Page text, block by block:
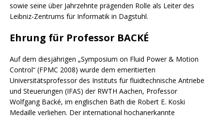
sowie seine über Jahrzehnte prägenden Rolle als Leiter des
Leibniz-Zentrums für Informatik in Dagstuhl.
Ehrung für Professor BACKÉ
Auf dem diesjährigen „Symposium on Fluid Power & Motion
Control“ (FPMC 2008) wurde dem emeritierten
Universitätsprofessor des Instituts für fluidtechnische Antriebe
und Steuerungen (IFAS) der RWTH Aachen, Professor
Wolfgang Backé, im englischen Bath die Robert E. Koski
Medaille verliehen. Der international hochanerkannte